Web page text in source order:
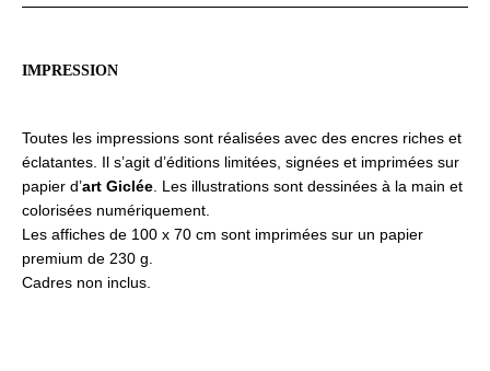
IMPRESSION
Toutes les impressions sont réalisées avec des encres riches et
éclatantes. Il s’agit d’éditions limitées, signées et imprimées sur
papier d’art Giclée . Les illustrations sont dessinées à la main et
colorisées numériquement.
Les affiches de 100 x 70 cm sont imprimées sur un papier
premium de 230 g.
Cadres non inclus.